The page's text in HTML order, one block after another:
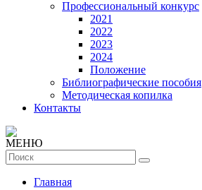
Профессиональный конкурс
2021
2022
2023
2024
Положение
Библиографические пособия
Методическая копилка
Контакты
МЕНЮ
Главная